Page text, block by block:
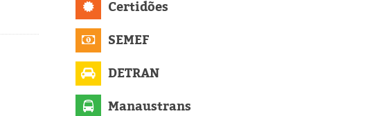
Certidões
SEMEF
DETRAN
Manaustrans